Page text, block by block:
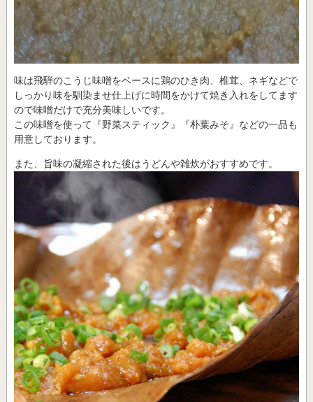
味は飛騨のこうじ味噌をベースに鶏のひき肉、椎茸、ネギなどで
しっかり味を馴染ませ仕上げに時間をかけて焼き入れをしてます
ので味噌だけで充分美味しいです。
この味噌を使って『野菜スティック』『朴葉みそ』などの一品も
用意しております。
また、旨味の凝縮された後はうどんや雑炊がおすすめです。